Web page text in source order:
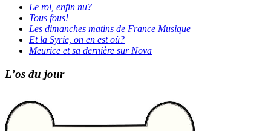
Le roi, enfin nu?
Tous fous!
Les dimanches matins de France Musique
Et la Syrie, on en est où?
Meurice et sa dernière sur Nova
L’os du jour